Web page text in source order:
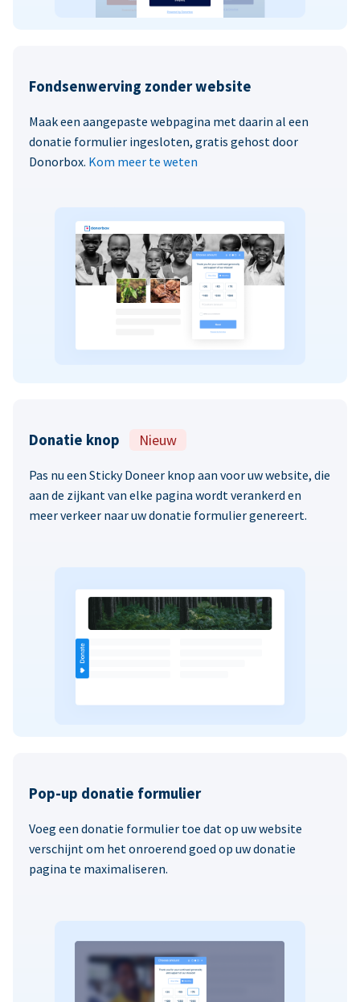
Fondsenwerving zonder website
Maak een aangepaste webpagina met daarin al een
donatie formulier ingesloten, gratis gehost door
Donorbox. Kom meer te weten
Donatie knop Nieuw
Pas nu een Sticky Doneer knop aan voor uw website, die
aan de zijkant van elke pagina wordt verankerd en
meer verkeer naar uw donatie formulier genereert.
Pop-up donatie formulier
Voeg een donatie formulier toe dat op uw website
verschijnt om het onroerend goed op uw donatie
pagina te maximaliseren.